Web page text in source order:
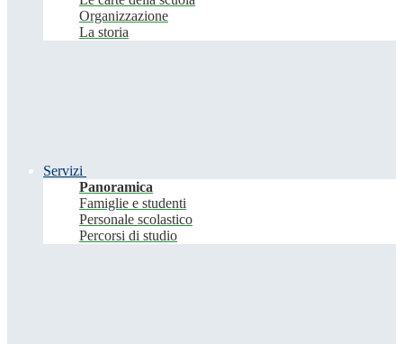
Organizzazione
La storia
Servizi
Panoramica
Famiglie e studenti
Personale scolastico
Percorsi di studio